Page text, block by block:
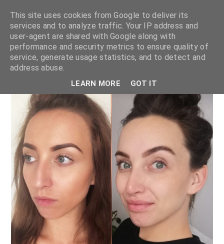
This site uses cookies from Google to deliver its
services and to analyze traffic. Your IP address and
user-agent are shared with Google along with
performance and security metrics to ensure quality of
service, generate usage statistics, and to detect and
address abuse.
LEARN MORE GOT IT